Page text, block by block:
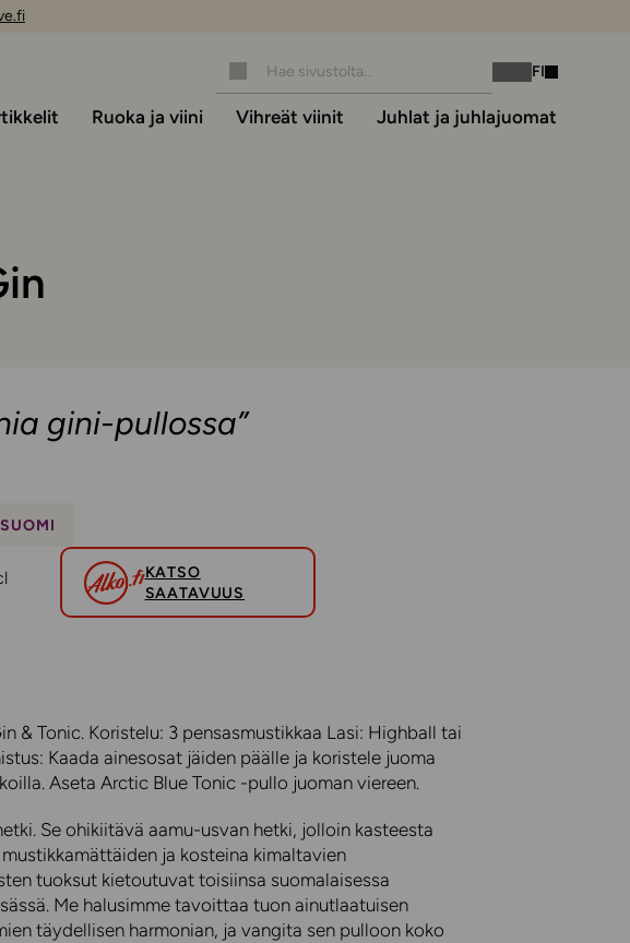
Instagram
Facebook
FI
Ruoka ja viini Vihreät viinit Juhlat ja juhlajuomat
gini-pullossa”
SUOMI
KATSO
SAATAVUUS
& Tonic. Koristelu: 3 pensasmustikkaa Lasi: Highball tai
Kaada ainesosat jäiden päälle ja koristele juoma
Aseta Arctic Blue Tonic -pullo juoman viereen.
Se ohikiitävä aamu-usvan hetki, jolloin kasteesta
ja kosteina kimaltavien
tuoksut kietoutuvat toisiinsa suomalaisessa
Me halusimme tavoittaa tuon ainutlaatuisen
täydellisen harmonian, ja vangita sen pulloon koko